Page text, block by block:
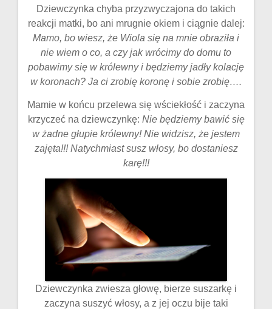
Dziewczynka chyba przyzwyczajona do takich
reakcji matki, bo ani mrugnie okiem i ciągnie dalej:
Mamo, bo wiesz, że Wiola się na mnie obraziła i
nie wiem o co, a czy jak wrócimy do domu to
pobawimy się w królewny i będziemy jadły kolację
w koronach? Ja ci zrobię koronę i sobie zrobię….
Mamie w końcu przelewa się wściekłość i zaczyna
krzyczeć na dziewczynkę: Nie będziemy bawić się
w żadne głupie królewny! Nie widzisz, że jestem
zajęta!!! Natychmiast susz włosy, bo dostaniesz
karę!!!
Dziewczynka zwiesza głowę, bierze suszarkę i
zaczyna suszyć włosy, a z jej oczu bije taki